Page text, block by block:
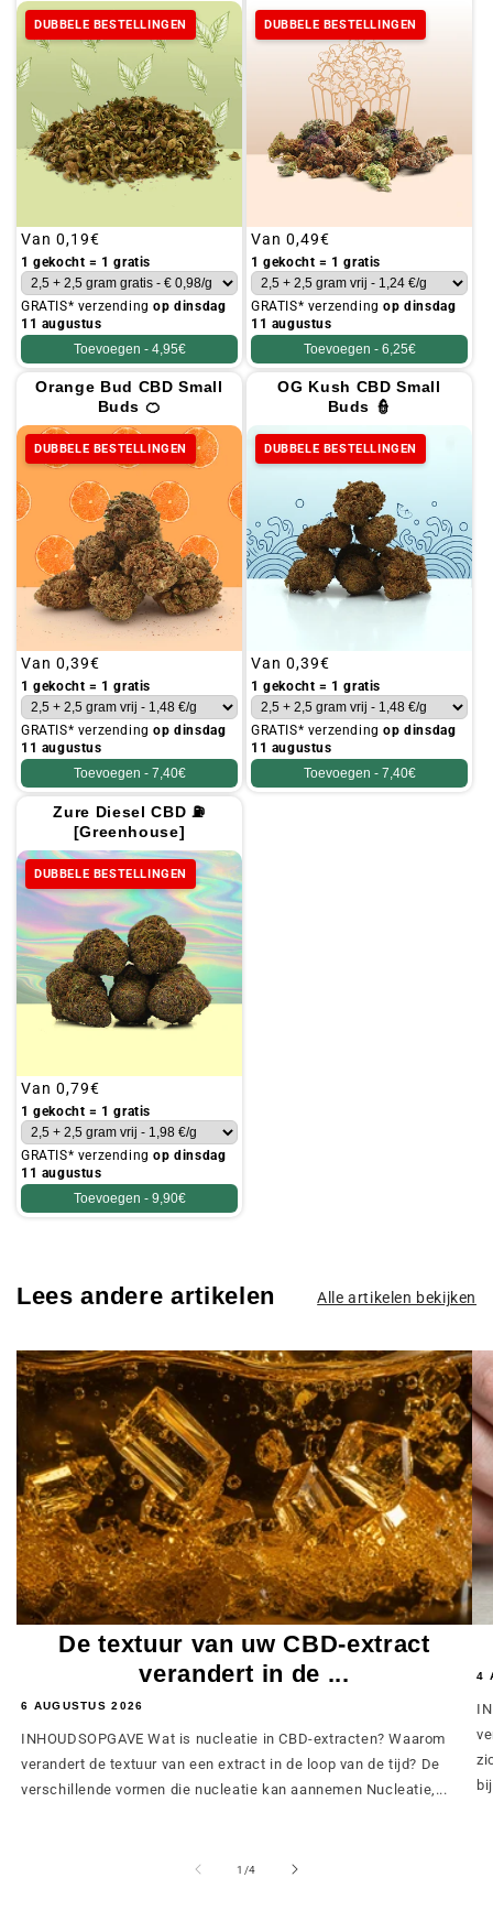
DUBBELE BESTELLINGEN
Gebruikelijke
prijs
Van 0,19€
1 gekocht = 1 gratis
GRATIS* verzendingop dinsdag
11 augustus
Toevoegen - 4,95€
DUBBELE BESTELLINGEN
Gebruikelijke
prijs
Van 0,49€
1 gekocht = 1 gratis
GRATIS* verzendingop dinsdag
11 augustus
Toevoegen - 6,25€
Orange Bud CBD Small
Buds 🍊
DUBBELE BESTELLINGEN
Gebruikelijke
prijs
Van 0,39€
1 gekocht = 1 gratis
GRATIS* verzendingop dinsdag
11 augustus
Toevoegen - 7,40€
OG Kush CBD Small
Buds 👮
DUBBELE BESTELLINGEN
Gebruikelijke
prijs
Van 0,39€
1 gekocht = 1 gratis
GRATIS* verzendingop dinsdag
11 augustus
Toevoegen - 7,40€
Zure Diesel CBD ⛽
[Greenhouse]
DUBBELE BESTELLINGEN
Gebruikelijke
prijs
Van 0,79€
1 gekocht = 1 gratis
GRATIS* verzendingop dinsdag
11 augustus
Toevoegen - 9,90€
Lees andere artikelen Alle artikelen bekijken
De textuur van uw CBD-extract
verandert in de ...
6 AUGUSTUS 2026
INHOUDSOPGAVE Wat is nucleatie in CBD-extracten? Waarom
verandert de textuur van een extract in de loop van de tijd? De
verschillende vormen die nucleatie kan aannemen Nucleatie,...
4
1 /van
4